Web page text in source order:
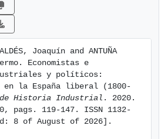
Joaquín and ANTUÑA
Economistas e
y políticos:
la España liberal (1800-
Historia Industrial . 2020.
pags. 119-147. ISSN 1132-
8 of August of 2026].